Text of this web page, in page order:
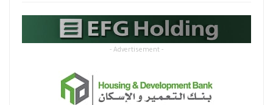
- Advertisement -